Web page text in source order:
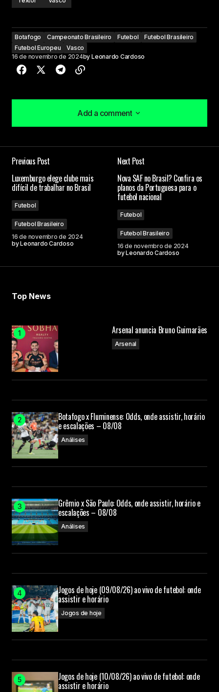
Botafogo Campeonato Brasileiro Futebol
Futebol Brasileiro
Futebol Europeu
Vasco
16 de novembro de 2024by Leonardo Cardoso
Add a comment
Add a comment
Campos obrigatórios são marcados com*
Comment
Your Name
Your E-mail
Submit Comment
Previous Post
Luxemburgo elege clube mais
difícil de trabalhar no Brasil
Futebol
Futebol Brasileiro
16 de novembro de 2024
byLeonardo Cardoso
Next Post
Nova SAF no Brasil? Confira os
planos da Portuguesa para o
futebol nacional
Futebol
Futebol Brasileiro
16 de novembro de 2024
byLeonardo Cardoso
Top News
Arsenal anuncia Bruno Guimarães
Arsenal
Botafogo x Fluminense: Odds, onde assistir, horário
e escalações – 08/08
Análises
Grêmio x São Paulo: Odds, onde assistir, horário e
escalações – 08/08
Análises
Jogos de hoje (09/08/26) ao vivo de futebol: onde
assistir e horário
Jogos de hoje
Jogos de hoje (10/08/26) ao vivo de futebol: onde
assistir e horário